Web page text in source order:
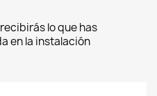
lo que has
en la instalación